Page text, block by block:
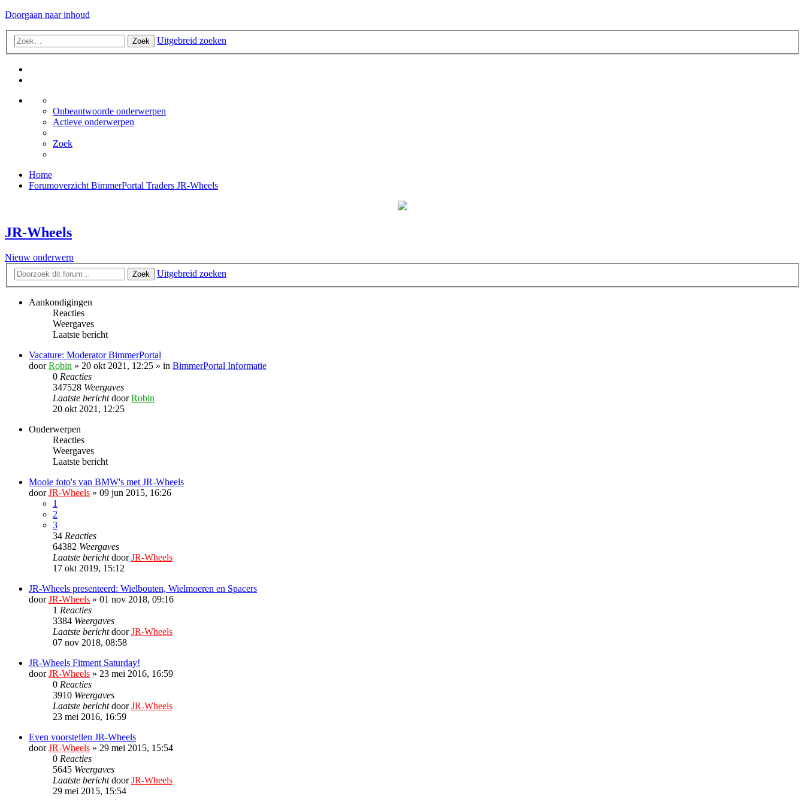
Doorgaan naar inhoud
Zoek Uitgebreid zoeken
Onbeantwoorde onderwerpen
Actieve onderwerpen
Zoek
Home
Forumoverzicht BimmerPortal Traders JR-Wheels
JR-Wheels
Nieuw onderwerp
Zoek Uitgebreid zoeken
Aankondigingen
Reacties
Weergaves
Laatste bericht
Vacature: Moderator BimmerPortal
doorRobin » 20 okt 2021, 12:25 » in BimmerPortal Informatie
0 Reacties
347528 Weergaves
Laatste berichtdoorRobin
20 okt 2021, 12:25
Onderwerpen
Reacties
Weergaves
Laatste bericht
Mooie foto's van BMW's met JR-Wheels
doorJR-Wheels » 09 jun 2015, 16:26
1
2
3
34 Reacties
64382 Weergaves
Laatste berichtdoorJR-Wheels
17 okt 2019, 15:12
JR-Wheels presenteerd: Wielbouten, Wielmoeren en Spacers
doorJR-Wheels » 01 nov 2018, 09:16
1 Reacties
3384 Weergaves
Laatste berichtdoorJR-Wheels
07 nov 2018, 08:58
JR-Wheels Fitment Saturday!
doorJR-Wheels » 23 mei 2016, 16:59
0 Reacties
3910 Weergaves
Laatste berichtdoorJR-Wheels
23 mei 2016, 16:59
Even voorstellen JR-Wheels
doorJR-Wheels » 29 mei 2015, 15:54
0 Reacties
5645 Weergaves
Laatste berichtdoorJR-Wheels
29 mei 2015, 15:54